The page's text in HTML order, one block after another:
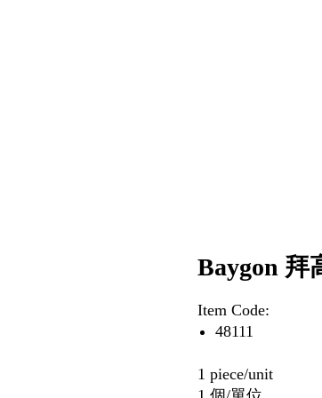
Baygon 拜
Item Code:
48111
1 piece/unit